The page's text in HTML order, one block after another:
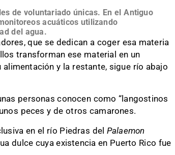
de voluntariado únicas. En el Antiguo
acuáticos utilizando
del agua.
que se dedican a coger esa materia
transforman ese material en un
y la restante, sigue río abajo
personas conocen como “langostinos
peces y de otros camarones.
en el río Piedras del Palaemon
dulce cuya existencia en Puerto Rico fue